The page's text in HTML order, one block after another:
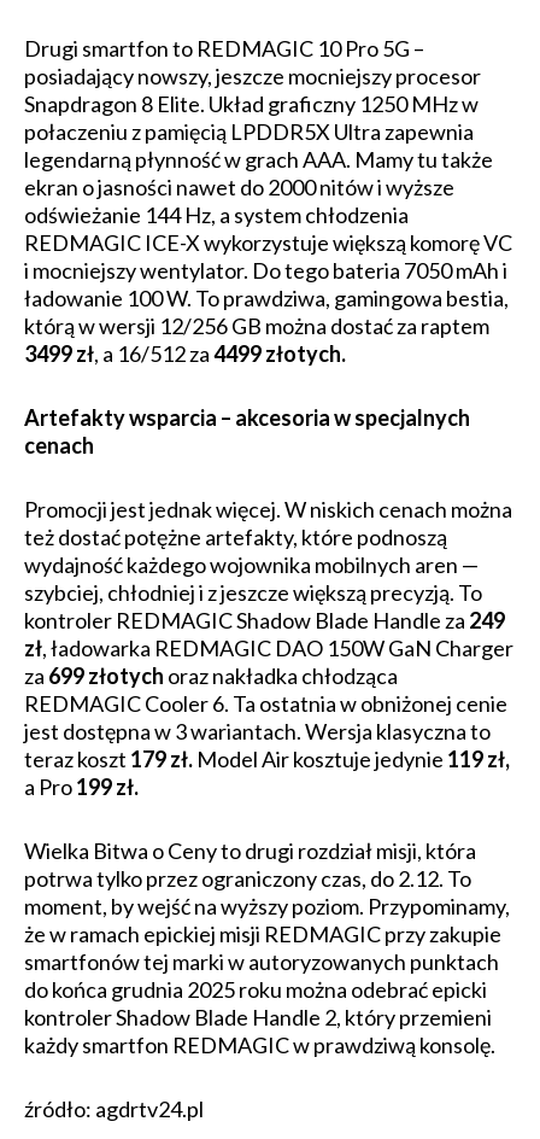
Drugi smartfon to REDMAGIC 10 Pro 5G –
posiadający nowszy, jeszcze mocniejszy procesor
Snapdragon 8 Elite. Układ graficzny 1250 MHz w
połaczeniu z pamięcią LPDDR5X Ultra zapewnia
legendarną płynność w grach AAA. Mamy tu także
ekran o jasności nawet do 2000 nitów i wyższe
odświeżanie 144 Hz, a system chłodzenia
REDMAGIC ICE-X wykorzystuje większą komorę VC
i mocniejszy wentylator. Do tego bateria 7050 mAh i
ładowanie 100 W. To prawdziwa, gamingowa bestia,
którą w wersji 12/256 GB można dostać za raptem
3499 zł, a 16/512 za4499 złotych.
Artefakty wsparcia – akcesoria w specjalnych
cenach
Promocji jest jednak więcej. W niskich cenach można
też dostać potężne artefakty, które podnoszą
wydajność każdego wojownika mobilnych aren —
szybciej, chłodniej i z jeszcze większą precyzją. To
kontroler REDMAGIC Shadow Blade Handle za 249
zł, ładowarka REDMAGIC DAO 150W GaN Charger
za 699 złotych oraz nakładka chłodząca
REDMAGIC Cooler 6. Ta ostatnia w obniżonej cenie
jest dostępna w 3 wariantach. Wersja klasyczna to
teraz koszt 179 zł. Model Air kosztuje jedynie 119 zł,
a Pro199 zł.
Wielka Bitwa o Ceny to drugi rozdział misji, która
potrwa tylko przez ograniczony czas, do 2.12. To
moment, by wejść na wyższy poziom. Przypominamy,
że w ramach epickiej misji REDMAGIC przy zakupie
smartfonów tej marki w autoryzowanych punktach
do końca grudnia 2025 roku można odebrać epicki
kontroler Shadow Blade Handle 2, który przemieni
każdy smartfon REDMAGIC w prawdziwą konsolę.
źródło: agdrtv24.pl